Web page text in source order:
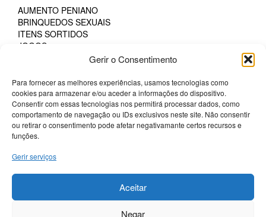
Gerir o Consentimento
Para fornecer as melhores experiências, usamos tecnologias como
cookies para armazenar e/ou aceder a informações do dispositivo.
Consentir com essas tecnologias nos permitirá processar dados, como
comportamento de navegação ou IDs exclusivos neste site. Não consentir
ou retirar o consentimento pode afetar negativamante certos recursos e
funções.
Gerir serviços
Aceitar
Negar
be
chosen
on
product
AUMENTO PENIANO
BRINQUEDOS SEXUAIS
ITENS SORTIDOS
JOGOS
MODA E LINGERIE
LINGERIE FEMININA
LINGERIE MASCULINA
PHARMA
POTENCIADORES
PRESERVATIVOS
Termos e Condições